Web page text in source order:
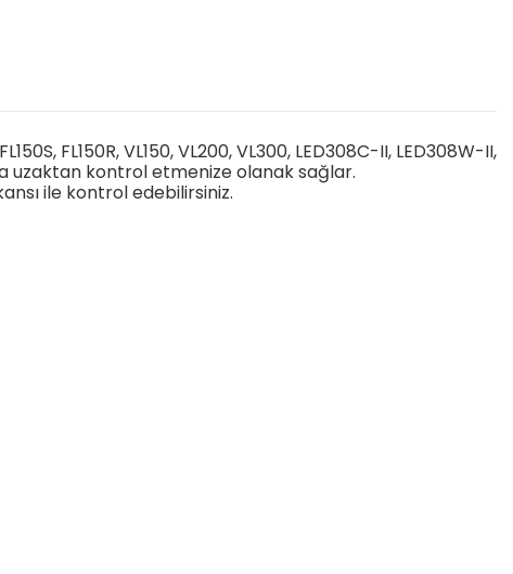
FL150R, VL150, VL200, VL300, LED308C-II, LED308W-II,
uzaktan kontrol etmenize olanak sağlar.
ile kontrol edebilirsiniz.